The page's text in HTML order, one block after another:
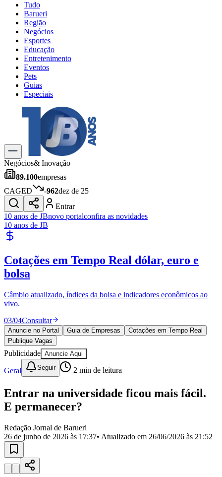
Tudo
Barueri
Região
Negócios
Esportes
Educação
Entretenimento
Eventos
Pets
Guias
Especiais
Explore Tudo
Últimas Notícias
Previsão do Tempo
Trânsito e Rotas
Dia a Dia & Lazer
Gastronomia
Cinema & Shows
JogosNovo
Para Sua Empresa
Publicidade Legal
Política
Esportes
Cultura
Meio Ambiente
Obras
Educação
Bairros de Barueri
Selecione sua região Para notícias da sua região
AldeiaAldeia da SerraAldeia de Barueri
VistaCalifórniaCarapicuíba
RegiãoCotia Cruz PretaEngenho NovoFazenda
Militar
Califórnia
Esperança
JulioJardim Líbano
Negócios& Inovação
89.100empresas
CAGED
-962dez de 25
Entrar
10 anos de JBnovo portalconfira as novidades
10 anos de JB
Cotações em Tempo Real dólar, euro e
bolsa
Câmbio atualizado, índices da bolsa e indicadores econômicos ao
vivo.
03/04Consultar
Anuncie no Portal Guia de Empresas
Cotações em Tempo Real
Publique Vagas
Publicidade Anuncie Aqui
Geral Seguir 2 min de leitura
Entrar na universidade ficou mais fácil.
E permanecer?
Redação Jornal de Barueri
26 de junho de 2026 às 17:37• Atualizado em 26/06/2026 às 21:52